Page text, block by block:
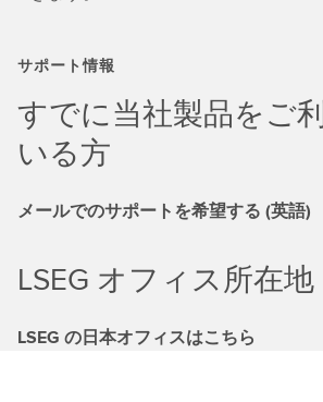
サポート情報
すでに当社製品をご
いる方
メールでのサポートを希望する (英語)
LSEG オフィス所在地
LSEG の日本オフィスはこちら